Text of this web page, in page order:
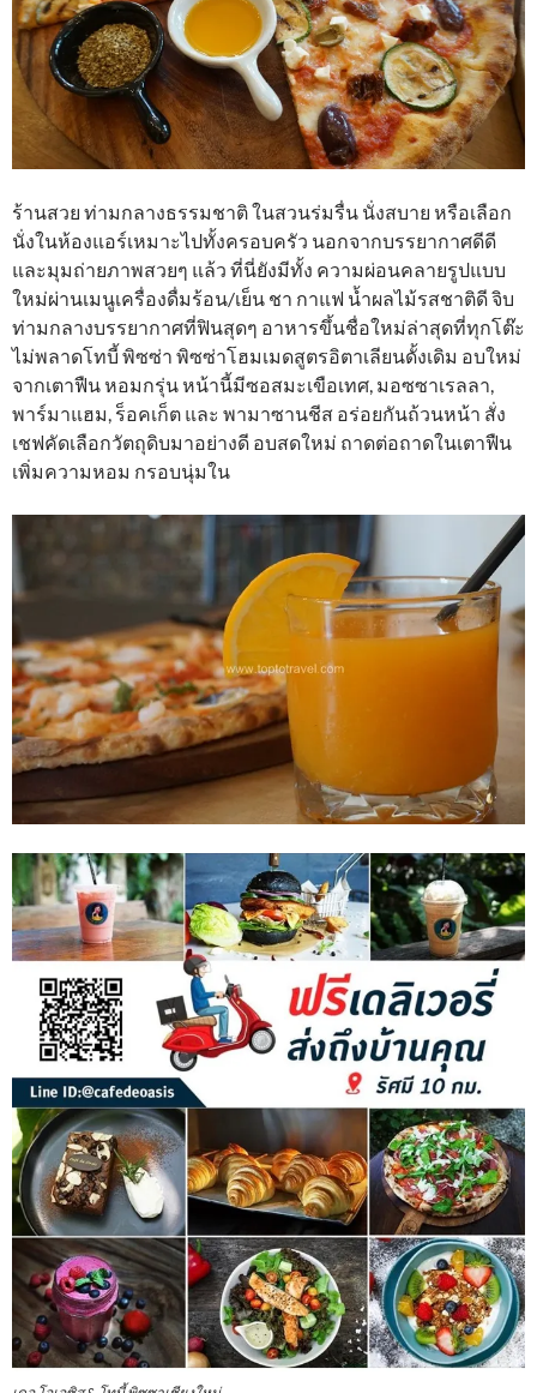
ร้านสวย ท่ามกลางธรรมชาติ ในสวนร่มรื่น นั่งสบาย หรือเลือก
นั่งในห้องแอร์เหมาะไปทั้งครอบครัว นอกจากบรรยากาศดีดี
และมุมถ่ายภาพสวยๆ แล้ว ที่นี่ยังมีทั้ง ความผ่อนคลายรูปแบบ
ใหม่ผ่านเมนูเครื่องดื่มร้อน/เย็น ชา กาแฟ น้ำผลไม้รสชาติดี จิบ
ท่ามกลางบรรยากาศที่ฟินสุดๆ อาหารขึ้นชื่อใหม่ล่าสุดที่ทุกโต๊ะ
ไม่พลาดโทบี้ พิซซ่า พิซซ่าโฮมเมดสูตรอิตาเลียนดั้งเดิม อบใหม่
จากเตาฟืน หอมกรุ่น หน้านี้มีซอสมะเขือเทศ, มอซซาเรลลา,
พาร์มาแฮม, ร็อคเก็ต และ พามาซานชีส อร่อยกันถ้วนหน้า สั่ง
เชฟคัดเลือกวัตถุดิบมาอย่างดี อบสดใหม่ ถาดต่อถาดในเตาฟืน
เพิ่มความหอม กรอบนุ่มใน